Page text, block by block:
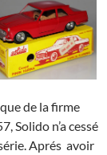
de la firme
Solido n’a cessé
Aprés avoir